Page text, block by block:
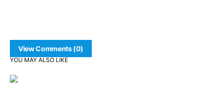
View Comments (0)
YOU MAY ALSO LIKE